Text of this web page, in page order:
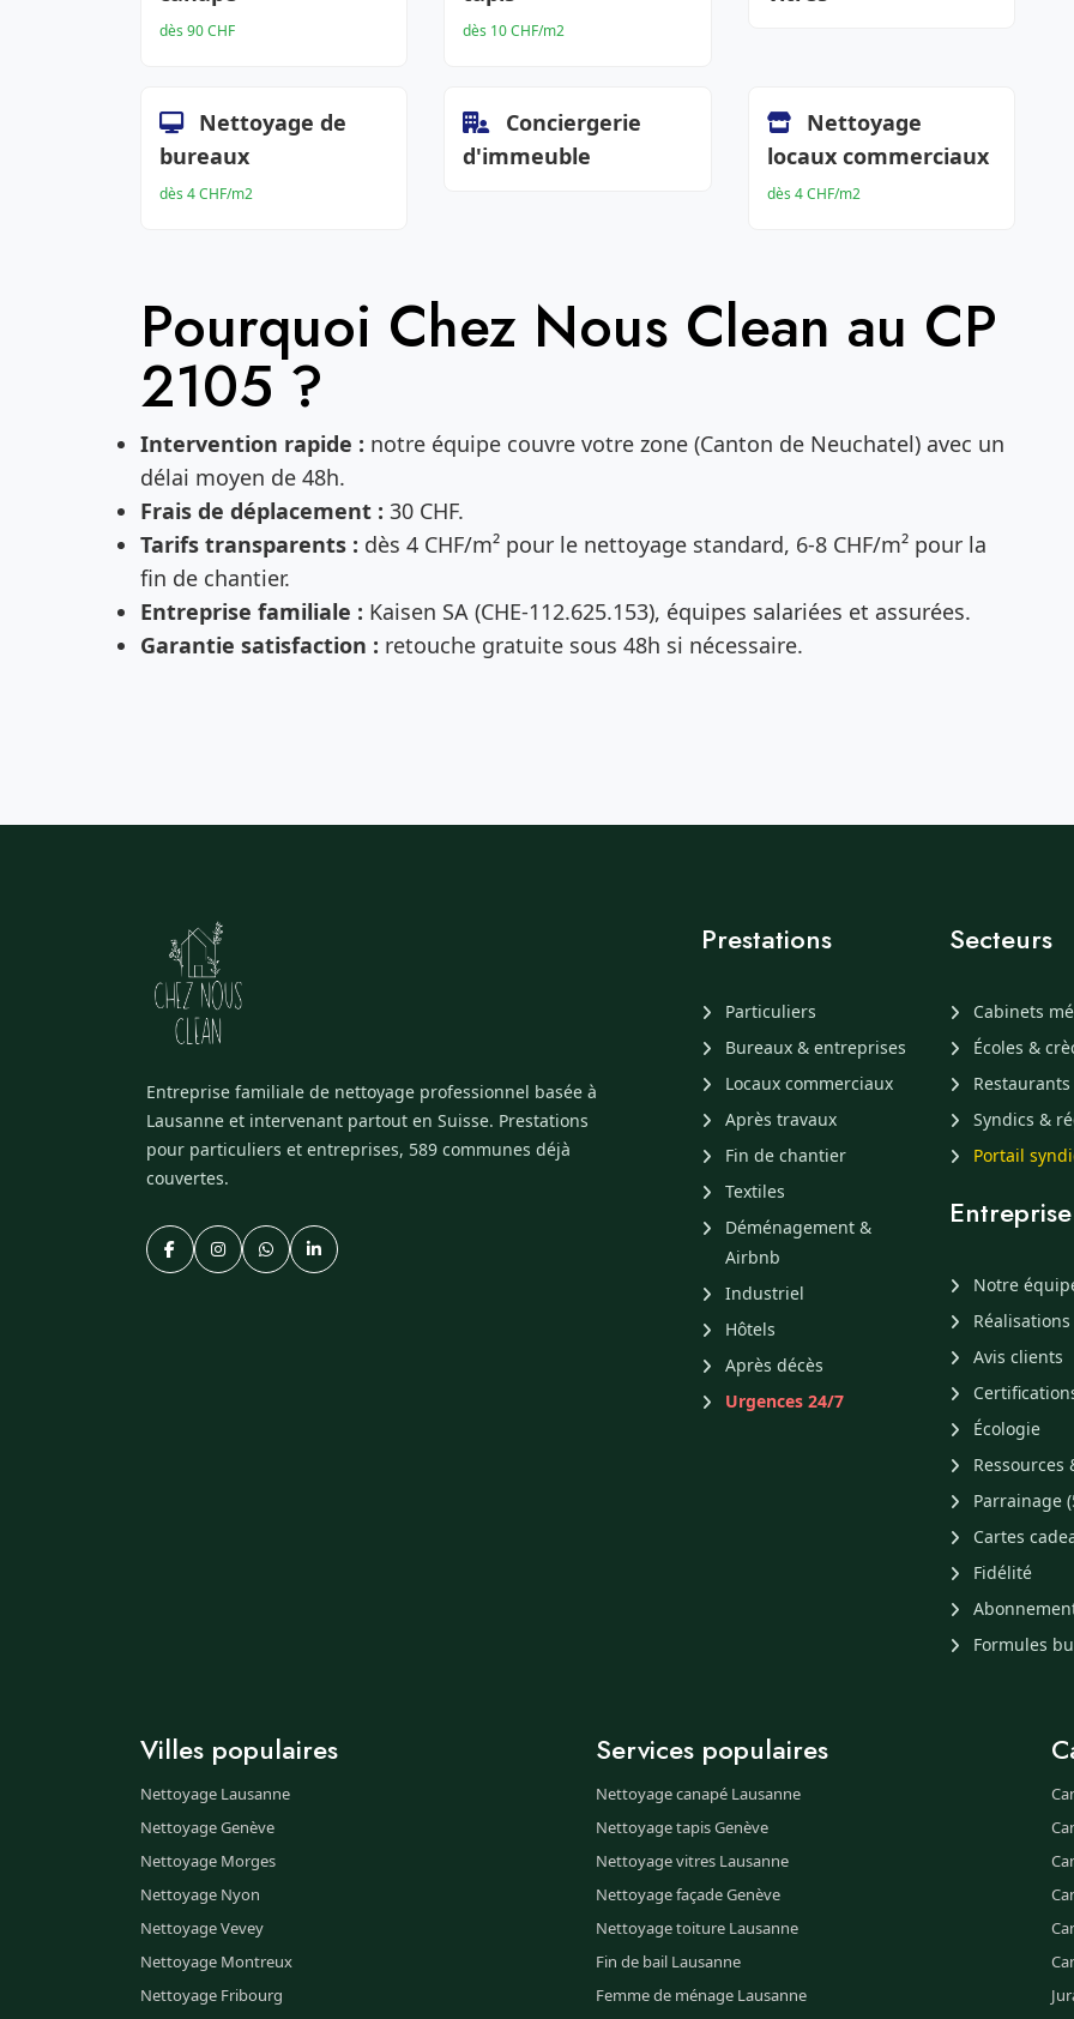
dès 90 CHF dès 10 CHF/m2
Nettoyage de
bureaux
dès 4 CHF/m2
Conciergerie
d'immeuble
Nettoyage
locaux commerciaux
dès 4 CHF/m2
Pourquoi Chez Nous Clean au CP
2105 ?
Intervention rapide : notre équipe couvre votre zone (Canton de Neuchatel) avec un
délai moyen de 48h.
Frais de déplacement : 30 CHF.
Tarifs transparents : dès 4 CHF/m² pour le nettoyage standard, 6-8 CHF/m² pour la
fin de chantier.
Entreprise familiale : Kaisen SA (CHE-112.625.153), équipes salariées et assurées.
Garantie satisfaction : retouche gratuite sous 48h si nécessaire.
Entreprise familiale de nettoyage professionnel basée à
Lausanne et intervenant partout en Suisse. Prestations
pour particuliers et entreprises, 589 communes déjà
couvertes.
Prestations
Particuliers
Bureaux & entreprises
Locaux commerciaux
Après travaux
Fin de chantier
Textiles
Déménagement &
Airbnb
Industriel
Hôtels
Après décès
Urgences 24/7
Secteurs
Cabinets
Écoles &
Restaurants
Syndics &
Portail
Entreprise
Notre
Réalisations
Avis clients
Écologie
Ressources
Parrainage
Cartes
Fidélité
Formules
Villes populaires
Nettoyage Lausanne
Nettoyage Genève
Nettoyage Morges
Nettoyage Nyon
Nettoyage Vevey
Nettoyage Montreux
Nettoyage Fribourg
Services populaires
Nettoyage canapé Lausanne
Nettoyage tapis Genève
Nettoyage vitres Lausanne
Nettoyage façade Genève
Nettoyage toiture Lausanne
Fin de bail Lausanne
Femme de ménage Lausanne